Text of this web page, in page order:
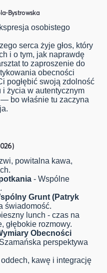
Bystrowska
osobistego
serca żyje głos, który
i o tym, jak naprawdę
to zaproszenie do
obecności
pogłębić swoją zdolność
życia w autentycznym
bo właśnie tu zaczyna
powitalna kawa,
- Wspólne
Grunt (Patryk
świadomość.
lunch - czas na
głębokie rozmowy.
Obecności
perspektywa
oddech, kawę i integrację